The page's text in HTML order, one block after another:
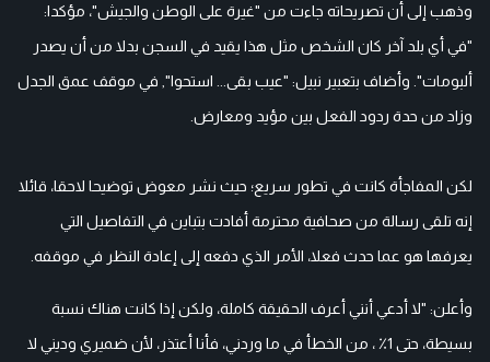
وذهب إلى أن تصريحاته جاءت من "غيرة على الوطن والجيش"، مؤكدا:
"في أي بلد آخر كان الشخص مثل هذا يقيد في السجن بدلا من أن يصدر
ألبومات". وأضاف بتعبير نبيل: "عيب بقى... استحوا", في موقف عمق الجدل
وزاد من حدة ردود الفعل بين مؤيد ومعارض.
لكن المفاجأة كانت في تطور سريع؛ حيث نشر معوض توضيحا لاحقا، قائلا
إنه تلقى رسالة من صحافية محترمة أفادت بتباين في التفاصيل التي
يعرفها هو عما حدث فعلا، الأمر الذي دفعه إلى إعادة النظر في موقفه.
وأعلن: "لا أدعي أنني أعرف الحقيقة كاملة، ولكن إذا كانت هناك نسبة
بسيطة، حتى 1٪ ، من الخطأ في ما وردني، فأنا أعتذر، لأن ضميري وديني لا